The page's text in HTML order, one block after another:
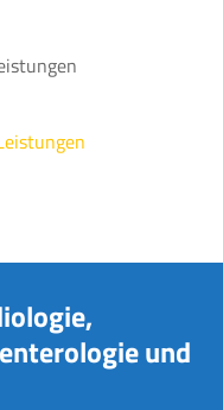
und